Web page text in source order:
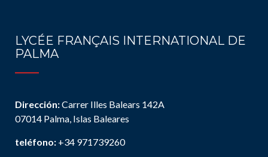
LYCÉE FRANÇAIS INTERNATIONAL DE
PALMA
Dirección:Carrer Illes Balears 142A
07014 Palma, Islas Baleares
teléfono: +34 971739260